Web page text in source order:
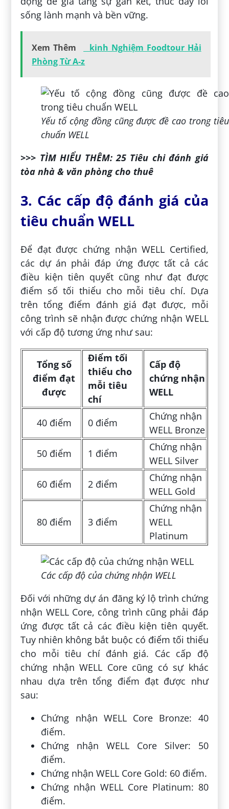
sống lành mạnh và bền vững.
Xem Thêm
kinh Nghiệm Foodtour Hải
Phòng Từ A-z
Yếu tố cộng đồng cũng được đề cao trong tiêu
chuẩn WELL
>>> TÌM HIỂU THÊM: 25 Tiêu chi đánh giá
tòa nhà & văn phòng cho thuê
3. Các cấp độ đánh giá của
tiêu chuẩn WELL
Để đạt được chứng nhận WELL Certified,
các dự án phải đáp ứng được tất cả các
điều kiện tiên quyết cũng như đạt được
điểm số tối thiểu cho mỗi tiêu chí. Dựa
trên tổng điểm đánh giá đạt được, mỗi
công trình sẽ nhận được chứng nhận WELL
với cấp độ tương ứng như sau:
Tổng số
điểm đạt
được
Điểm tối
thiểu cho
mỗi tiêu
chí
Cấp độ
chứng nhận
WELL
40 điểm 0 điểm
Chứng nhận
WELL Bronze
50 điểm
1 điểm
Chứng nhận
WELL Silver
60 điểm
2 điểm
Chứng nhận
WELL Gold
80 điểm 3 điểm
Chứng nhận
WELL
Platinum
Các cấp độ của chứng nhận WELL
Đối với những dự án đăng ký lộ trình chứng
nhận WELL Core, công trình cũng phải đáp
ứng được tất cả các điều kiện tiên quyết.
Tuy nhiên không bắt buộc có điểm tối thiểu
cho mỗi tiêu chí đánh giá. Các cấp độ
chứng nhận WELL Core cũng có sự khác
nhau dựa trên tổng điểm đạt được như
sau:
Chứng nhận WELL Core Bronze: 40
điểm.
Chứng nhận WELL Core Silver: 50
điểm.
Chứng nhận WELL Core Gold: 60 điểm.
Chứng nhận WELL Core Platinum: 80
điểm.